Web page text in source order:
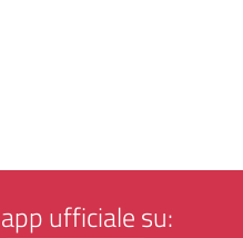
ufficiale su: